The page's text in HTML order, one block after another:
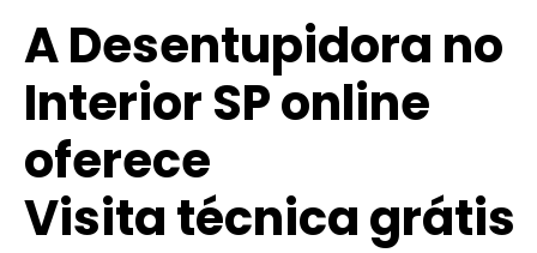
A Desentupidora no
Interior SP online
oferece
Visita técnica grátis